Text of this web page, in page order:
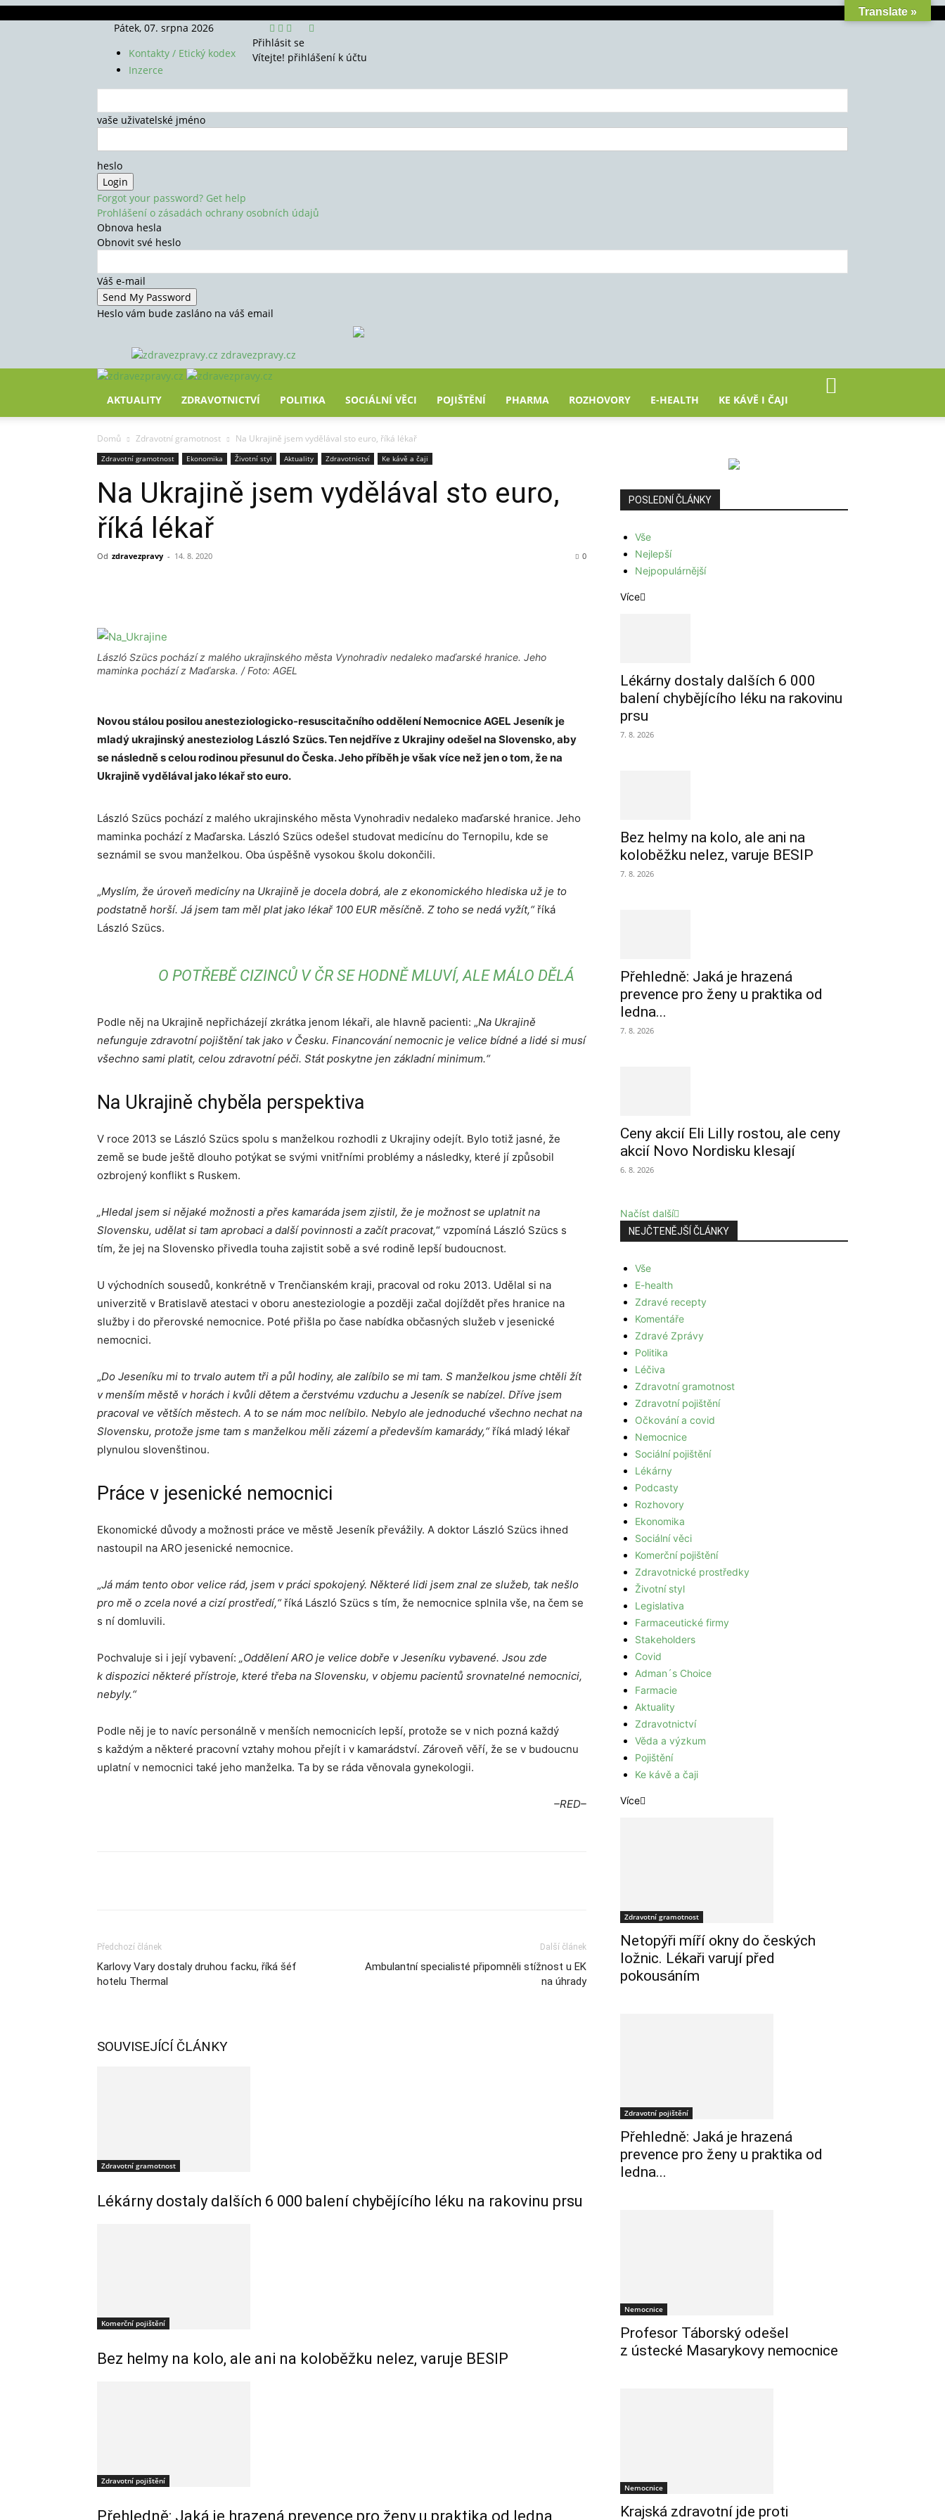
Pátek, 07. srpna 2026
Kontakty / Etický kodex
Inzerce
Přihlásit se
Vítejte! přihlášení k účtu
vaše uživatelské jméno
heslo
Forgot your password? Get help
Prohlášení o zásadách ochrany osobních údajů
Obnova hesla
Obnovit své heslo
Váš e-mail
Heslo vám bude zasláno na váš email
zdravezpravy.cz
AKTUALITY ZDRAVOTNICTVÍ POLITIKA SOCIÁLNÍ VĚCI POJIŠTĚNÍ PHARMA ROZHOVORY E-HEALTH KE KÁVĚ I ČAJI
Domů Zdravotní gramotnost Na Ukrajině jsem vydělával sto euro, říká lékař
Zdravotní gramotnost Ekonomika Životní styl Aktuality Zdravotnictví Ke kávě a čaji
Na Ukrajině jsem vydělával sto euro,
říká lékař
Od zdravezpravy - 14. 8. 2020 0
László Szücs pochází z malého ukrajinského města Vynohradiv nedaleko maďarské hranice. Jeho
maminka pochází z Maďarska. / Foto: AGEL
Novou stálou posilou anesteziologicko-resuscitačního oddělení Nemocnice AGEL Jeseník je
mladý ukrajinský anesteziolog László Szücs. Ten nejdříve z Ukrajiny odešel na Slovensko, aby
se následně s celou rodinou přesunul do Česka. Jeho příběh je však více než jen o tom, že na
Ukrajině vydělával jako lékař sto euro.
László Szücs pochází z malého ukrajinského města Vynohradiv nedaleko maďarské hranice. Jeho
maminka pochází z Maďarska. László Szücs odešel studovat medicínu do Ternopilu, kde se
seznámil se svou manželkou. Oba úspěšně vysokou školu dokončili.
„Myslím, že úroveň medicíny na Ukrajině je docela dobrá, ale z ekonomického hlediska už je to
podstatně horší. Já jsem tam měl plat jako lékař 100 EUR měsíčně. Z toho se nedá vyžít,“ říká
László Szücs.
O POTŘEBĚ CIZINCŮ V ČR SE HODNĚ MLUVÍ, ALE MÁLO DĚLÁ
Podle něj na Ukrajině nepřicházejí zkrátka jenom lékaři, ale hlavně pacienti: „Na Ukrajině
nefunguje zdravotní pojištění tak jako v Česku. Financování nemocnic je velice bídné a lidé si musí
všechno sami platit, celou zdravotní péči. Stát poskytne jen základní minimum.“
Na Ukrajině chyběla perspektiva
V roce 2013 se László Szücs spolu s manželkou rozhodli z Ukrajiny odejít. Bylo totiž jasné, že
země se bude ještě dlouho potýkat se svými vnitřními problémy a následky, které jí způsobil
ozbrojený konflikt s Ruskem.
„Hledal jsem si nějaké možnosti a přes kamaráda jsem zjistil, že je možnost se uplatnit na
Slovensku, udělat si tam aprobaci a další povinnosti a začít pracovat,“ vzpomíná László Szücs s
tím, že jej na Slovensko přivedla touha zajistit sobě a své rodině lepší budoucnost.
U východních sousedů, konkrétně v Trenčianském kraji, pracoval od roku 2013. Udělal si na
univerzitě v Bratislavě atestaci v oboru anesteziologie a později začal dojíždět přes hranice na
služby i do přerovské nemocnice. Poté přišla po čase nabídka občasných služeb v jesenické
nemocnici.
„Do Jeseníku mi to trvalo autem tři a půl hodiny, ale zalíbilo se mi tam. S manželkou jsme chtěli žít
v menším městě v horách i kvůli dětem a čerstvému vzduchu a Jeseník se nabízel. Dříve jsem
pracoval ve větších městech. A to se nám moc nelíbilo. Nebylo ale jednoduché všechno nechat na
Slovensku, protože jsme tam s manželkou měli zázemí a především kamarády,“říká mladý lékař
plynulou slovenštinou.
Práce v jesenické nemocnici
Ekonomické důvody a možnosti práce ve městě Jeseník převážily. A doktor László Szücs ihned
nastoupil na ARO jesenické nemocnice.
„Já mám tento obor velice rád, jsem v práci spokojený. Některé lidi jsem znal ze služeb, tak nešlo
pro mě o zcela nové a cizí prostředí,“ říká László Szücs s tím, že nemocnice splnila vše, na čem se
s ní domluvili.
Pochvaluje si i její vybavení: „Oddělení ARO je velice dobře v Jeseníku vybavené. Jsou zde
k dispozici některé přístroje, které třeba na Slovensku, v objemu pacientů srovnatelné nemocnici,
nebyly.“
Podle něj je to navíc personálně v menších nemocnicích lepší, protože se v nich pozná každý
s každým a některé pracovní vztahy mohou přejít i v kamarádství. Zároveň věří, že se v budoucnu
uplatní v nemocnici také jeho manželka. Ta by se ráda věnovala gynekologii.
–RED–
Předchozí článek
Karlovy Vary dostaly druhou facku, říká šéf
hotelu Thermal
Další článek
Ambulantní specialisté připomněli stížnost u EK
na úhrady
SOUVISEJÍCÍ ČLÁNKY
Zdravotní gramotnost
Lékárny dostaly dalších 6 000 balení chybějícího léku na rakovinu prsu
Komerční pojištění
Bez helmy na kolo, ale ani na koloběžku nelez, varuje BESIP
Zdravotní pojištění
Přehledně: Jaká je hrazená prevence pro ženy u praktika od ledna
POSLEDNÍ ČLÁNKY
Vše
Nejlepší
Nejpopulárnější
Více
Lékárny dostaly dalších 6 000
balení chybějícího léku na rakovinu
prsu
7. 8. 2026
Bez helmy na kolo, ale ani na
koloběžku nelez, varuje BESIP
7. 8. 2026
Přehledně: Jaká je hrazená
prevence pro ženy u praktika od
ledna...
7. 8. 2026
Ceny akcií Eli Lilly rostou, ale ceny
akcií Novo Nordisku klesají
6. 8. 2026
Načíst další
NEJČTENĚJŠÍ ČLÁNKY
Vše
E-health
Zdravé recepty
Komentáře
Zdravé Zprávy
Politika
Léčiva
Zdravotní gramotnost
Zdravotní pojištění
Očkování a covid
Nemocnice
Sociální pojištění
Lékárny
Podcasty
Rozhovory
Ekonomika
Sociální věci
Komerční pojištění
Zdravotnické prostředky
Životní styl
Legislativa
Farmaceutické firmy
Stakeholders
Covid
Adman´s Choice
Farmacie
Aktuality
Zdravotnictví
Věda a výzkum
Pojištění
Ke kávě a čaji
Více
Zdravotní gramotnost
Netopýři míří okny do českých
ložnic. Lékaři varují před
pokousáním
Zdravotní pojištění
Přehledně: Jaká je hrazená
prevence pro ženy u praktika od
ledna...
Nemocnice
Profesor Táborský odešel
z ústecké Masarykovy nemocnice
Nemocnice
Krajská zdravotní jde proti
Translate »